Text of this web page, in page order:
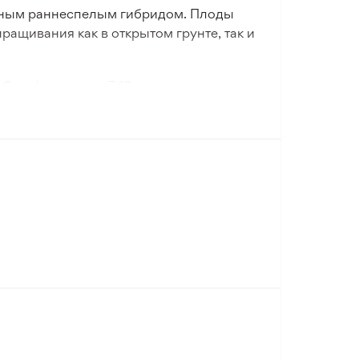
раннеспелым гибридом. Плоды
как в открытом грунте, так и
Плоды кубовидно-удлиненные,
Перец Джемини F1 предназначен